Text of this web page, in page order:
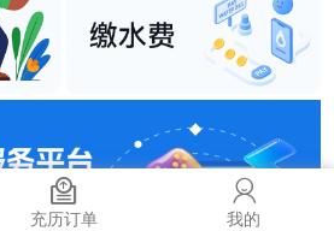
充历订单 我的